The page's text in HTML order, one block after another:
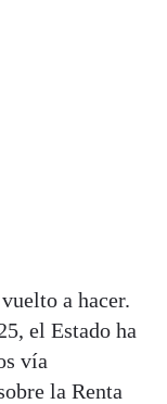
a hacer.
el Estado ha
vía
la Renta